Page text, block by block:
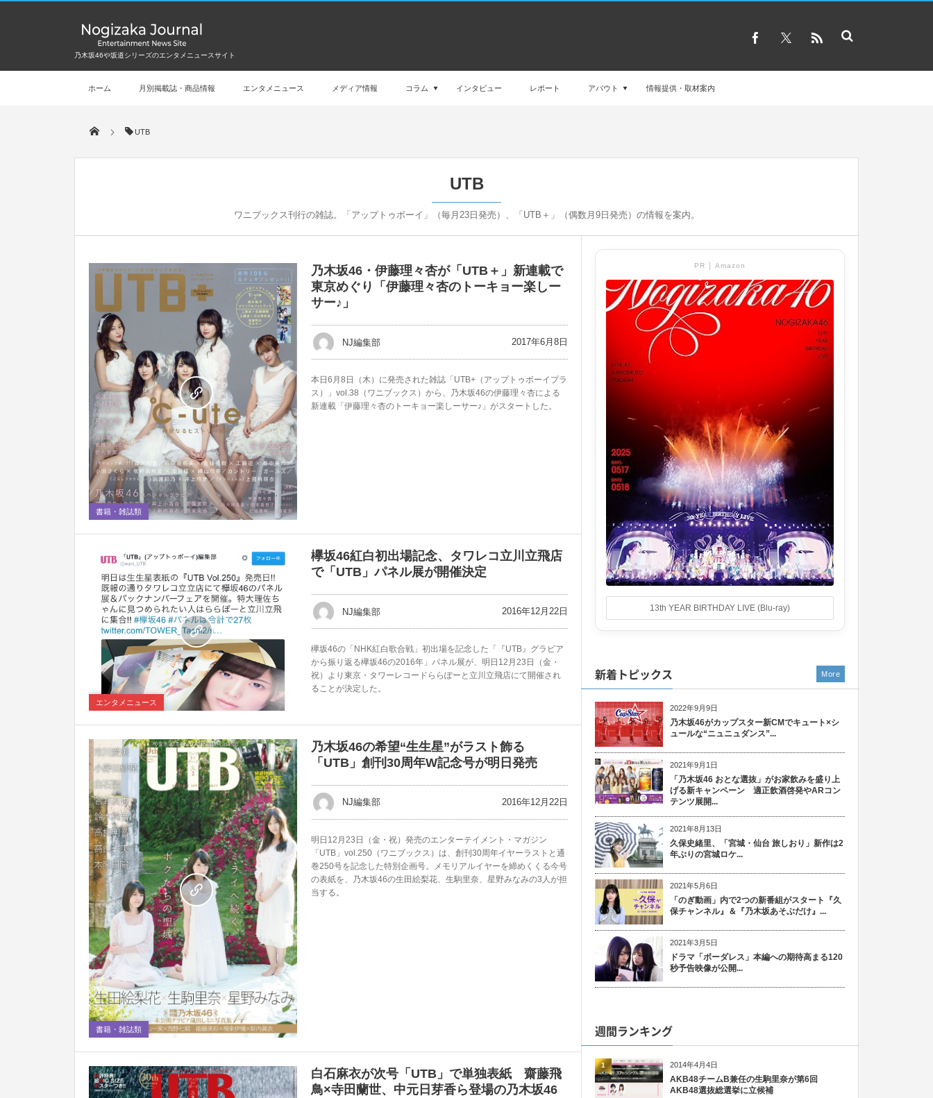
乃木坂46や坂道シリーズのエンタメニュースサイト
ホーム 月別掲載誌・商品情報 エンタメニュース メディア情報 コラム インタビュー レポート アバウト 情報提供・取材案内
UTB
UTB
ワニブックス刊行の雑誌。「アップトゥボーイ」（毎月23日発売）、「UTB＋」（偶数月9日発売）の情報を案内。
書籍・雑誌類
0
乃木坂46・伊藤理々杏が「UTB＋」新連載で
東京めぐり「伊藤理々杏のトーキョー楽しー
サー♪」
NJ編集部 2017年6月8日
本日6月8日（木）に発売された雑誌「UTB+（アップトゥボーイプラ
ス）」vol.38（ワニブックス）から、乃木坂46の伊藤理々杏による
新連載「伊藤理々杏のトーキョー楽しーサー♪」がスタートした。
エンタメニュース
0
欅坂46紅白初出場記念、タワレコ立川立飛店
で「UTB」パネル展が開催決定
NJ編集部 2016年12月22日
欅坂46の「NHK紅白歌合戦」初出場を記念した「『UTB』グラビア
から振り返る欅坂46の2016年」パネル展が、明日12月23日（金・
祝）より東京・タワーレコードららぽーと立川立飛店にて開催され
ることが決定した。
書籍・雑誌類
0
乃木坂46の希望“生生星”がラスト飾る
「UTB」創刊30周年W記念号が明日発売
NJ編集部 2016年12月22日
明日12月23日（金・祝）発売のエンターテイメント・マガジン
「UTB」vol.250（ワニブックス）は、創刊30周年イヤーラストと通
巻250号を記念した特別企画号。メモリアルイヤーを締めくくる今号
の表紙を、乃木坂46の生田絵梨花、生駒里奈、星野みなみの3人が担
当する。
白石麻衣が次号「UTB」で単独表紙 齋藤飛
鳥×寺田蘭世、中元日芽香ら登場の乃木坂46
PR │ Amazon
13th YEAR BIRTHDAY LIVE (Blu-ray)
新着トピックス
2022年9月9日
乃木坂46がカップスター新CMでキュート×シ
ュールな“ニュニュダンス”...
2021年9月1日
「乃木坂46 おとな選抜」がお家飲みを盛り上
げる新キャンペーン 適正飲酒啓発やARコン
テンツ展開...
2021年8月13日
久保史緒里、「宮城・仙台 旅しおり」新作は2
年ぶりの宮城ロケ...
2021年5月6日
「のぎ動画」内で2つの新番組がスタート『久
保チャンネル』＆『乃木坂あそぶだけ』...
2021年3月5日
ドラマ「ボーダレス」本編への期待高まる120
秒予告映像が公開...
More
週間ランキング
2014年4月4日
AKB48チームB兼任の生駒里奈が第6回
AKB48選抜総選挙に立候補
1